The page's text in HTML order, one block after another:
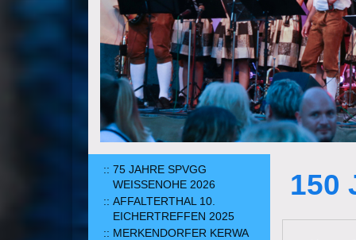
150
75 JAHRE SPVGG
WEISSENOHE 2026
AFFALTERTHAL 10.
EICHERTREFFEN 2025
MERKENDORFER KERWA